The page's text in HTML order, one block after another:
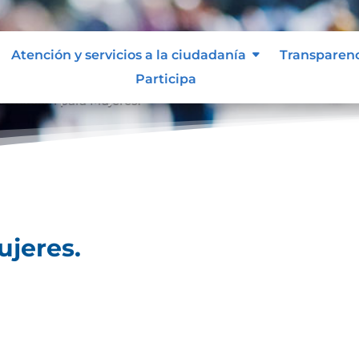
Atención y servicios a la ciudadanía
Participa